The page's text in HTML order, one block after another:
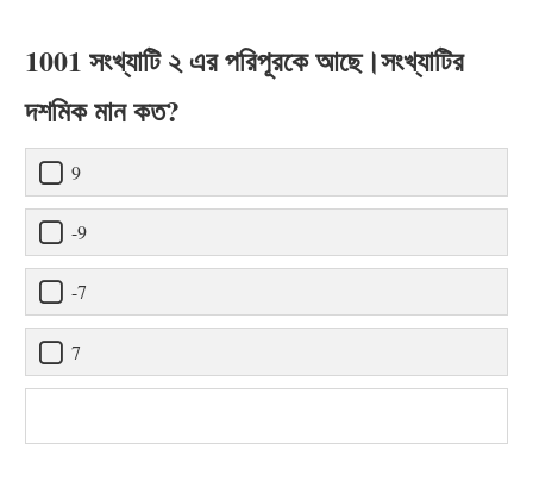
1001 সংখ্যাটি ২ এর পরিপূরকে আছে।সংখ্যাটির
দশমিক মান কত?
9
-9
-7
7